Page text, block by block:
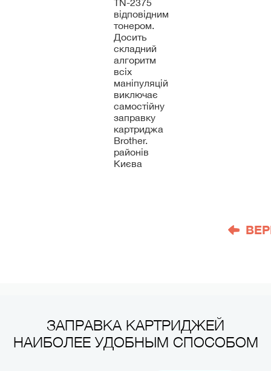
TN-2375
відповідним
тонером.
Досить
складний
алгоритм
всіх
маніпуляцій
виключає
самостійну
заправку
картриджа
Brother.
районів
Києва
ЗАПРАВКА КАРТРИДЖЕЙ
НАИБОЛЕЕ УДОБНЫМ СПОСОБОМ